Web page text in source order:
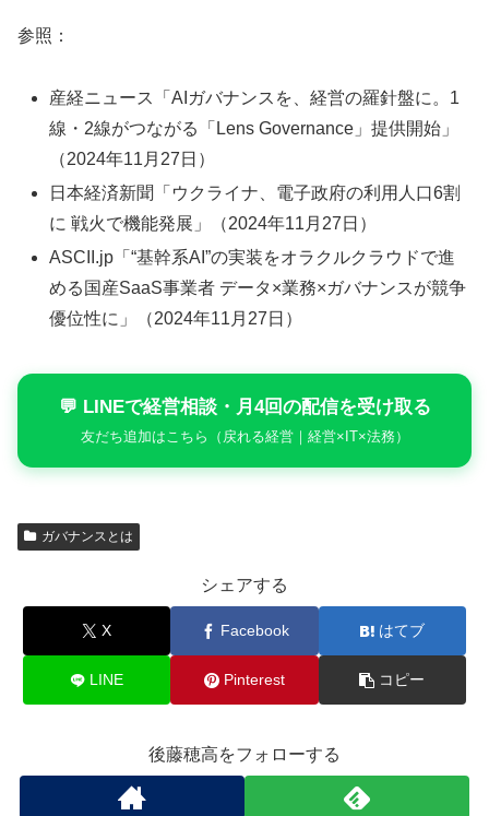
参照：
産経ニュース「AIガバナンスを、経営の羅針盤に。1
線・2線がつながる「Lens Governance」提供開始」
（2024年11月27日）
日本経済新聞「ウクライナ、電子政府の利用人口6割
に 戦火で機能発展」（2024年11月27日）
ASCII.jp「“基幹系AI”の実装をオラクルクラウドで進
める国産SaaS事業者 データ×業務×ガバナンスが競争
優位性に」（2024年11月27日）
💬 LINEで経営相談・月4回の配信を受け取る
友だち追加はこちら（戻れる経営｜経営×IT×法務）
ガバナンスとは
シェアする
X Facebook はてブ
LINE Pinterest コピー
後藤穂高をフォローする